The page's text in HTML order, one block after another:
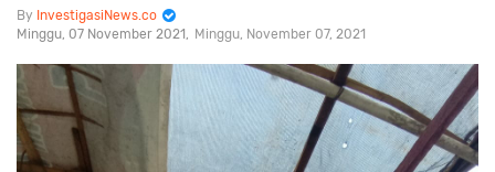
InvestigasiNews.co
Minggu, 07 November 2021
Minggu, November 07, 2021